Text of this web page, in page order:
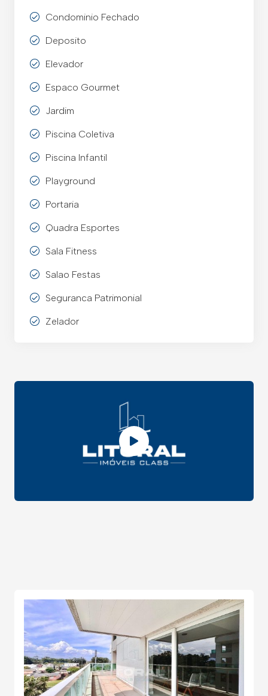
Condominio Fechado
Deposito
Elevador
Espaco Gourmet
Jardim
Piscina Coletiva
Piscina Infantil
Playground
Portaria
Quadra Esportes
Sala Fitness
Salao Festas
Seguranca Patrimonial
Zelador